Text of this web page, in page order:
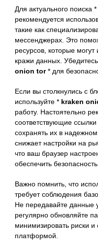
Для актуального поиска *
рекомендуется
такие как
мессенджерах. Это
ресурсов, которые
кражи данных.
onion tor* для
Если вы столкнулись с
используйте * kraken
работу. Настоятельно
соответствующие
сохранять их в
снижает настройки на
что ваш браузер
обеспечить
Важно помнить, что
требует соблюдения
Не передавайте данные
регулярно обновляйте
минимизировать риски и
платформой.